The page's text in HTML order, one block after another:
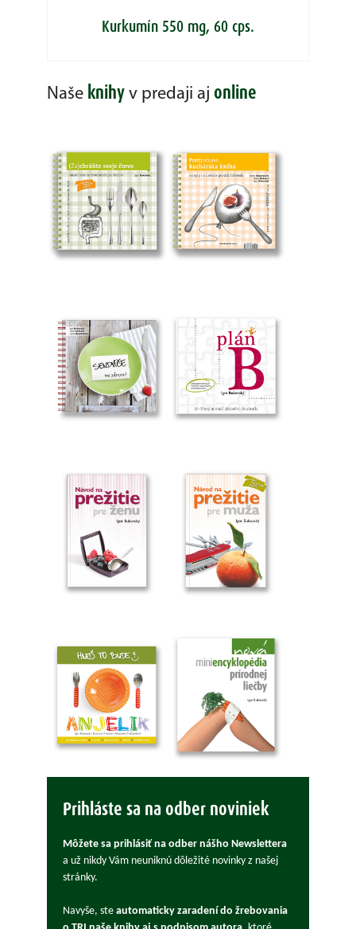
Kurkumín 550 mg, 60 cps.
Naše knihy v predaji aj online
Prihláste sa na odber noviniek
Môžete sa prihlásiť na odber nášho Newslettera
a už nikdy Vám neuniknú dôležité novinky z našej
stránky.
Navyše, ste automaticky zaradení do žrebovania